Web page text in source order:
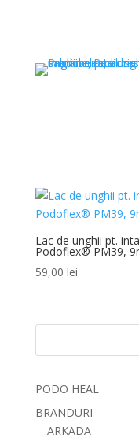
Prima pagină
/
maini”
Lac de unghii pt.
Podoflex® PM39,
59,00 lei
PODO HEAL
BRANDURI
ARKADA